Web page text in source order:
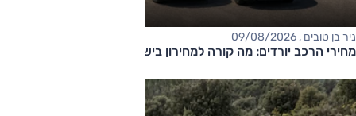
ניר בן טובים , 09/08/2026
מחירי הרכב יורדים: מה קורה למחירון בישראל?